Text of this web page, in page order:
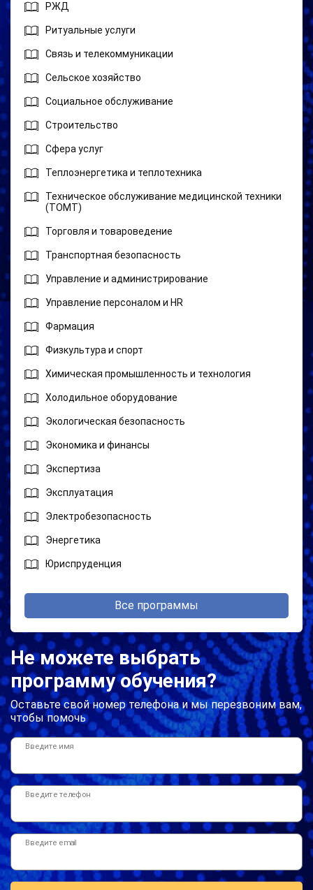
РЖД
Ритуальные услуги
Связь и телекоммуникации
Сельское хозяйство
Социальное обслуживание
Строительство
Сфера услуг
Теплоэнергетика и теплотехника
Техническое обслуживание медицинской техники
(ТОМТ)
Торговля и товароведение
Транспортная безопасность
Управление и администрирование
Управление персоналом и HR
Фармация
Физкультура и спорт
Химическая промышленность и технология
Холодильное оборудование
Экологическая безопасность
Экономика и финансы
Экспертиза
Эксплуатация
Электробезопасность
Энергетика
Юриспруденция
Все программы
Не можете выбрать
программу обучения?
Оставьте свой номер телефона и мы перезвоним вам,
чтобы помочь
Введите имя
Введите телефон
Введите email